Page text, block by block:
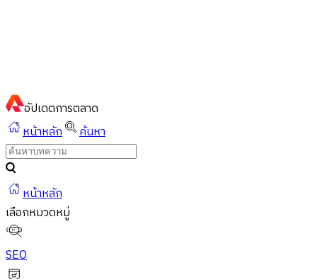
อัปเดตการตลาด
หน้าหลัก
ค้นหา
หน้าหลัก
เลือกหมวดหมู่
SEO